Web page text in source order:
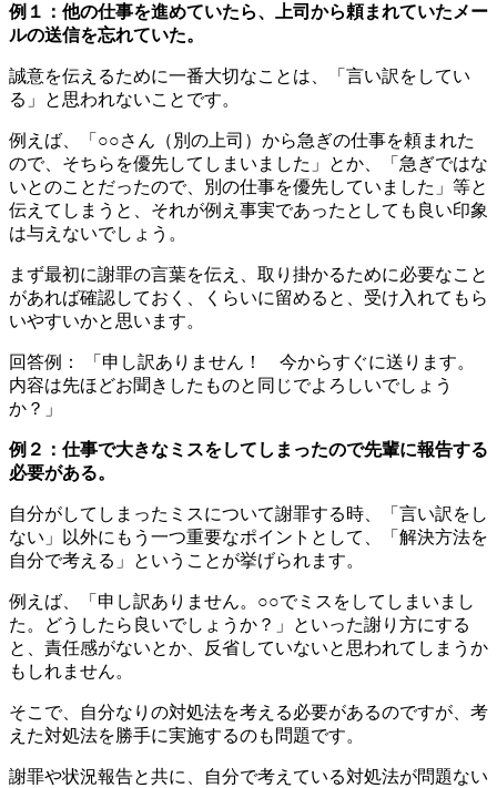
例１：他の仕事を進めていたら、上司から頼まれていたメー
ルの送信を忘れていた。
誠意を伝えるために一番大切なことは、「言い訳をしてい
る」と思われないことです。
例えば、「○○さん（別の上司）から急ぎの仕事を頼まれた
ので、そちらを優先してしまいました」とか、「急ぎではな
いとのことだったので、別の仕事を優先していました」等と
伝えてしまうと、それが例え事実であったとしても良い印象
は与えないでしょう。
まず最初に謝罪の言葉を伝え、取り掛かるために必要なこと
があれば確認しておく、くらいに留めると、受け入れてもら
いやすいかと思います。
回答例： 「申し訳ありません！ 今からすぐに送ります。
内容は先ほどお聞きしたものと同じでよろしいでしょう
か？」
例２：仕事で大きなミスをしてしまったので先輩に報告する
必要がある。
自分がしてしまったミスについて謝罪する時、「言い訳をし
ない」以外にもう一つ重要なポイントとして、「解決方法を
自分で考える」ということが挙げられます。
例えば、「申し訳ありません。○○でミスをしてしまいまし
た。どうしたら良いでしょうか？」といった謝り方にする
と、責任感がないとか、反省していないと思われてしまうか
もしれません。
そこで、自分なりの対処法を考える必要があるのですが、考
えた対処法を勝手に実施するのも問題です。
謝罪や状況報告と共に、自分で考えている対処法が問題ない